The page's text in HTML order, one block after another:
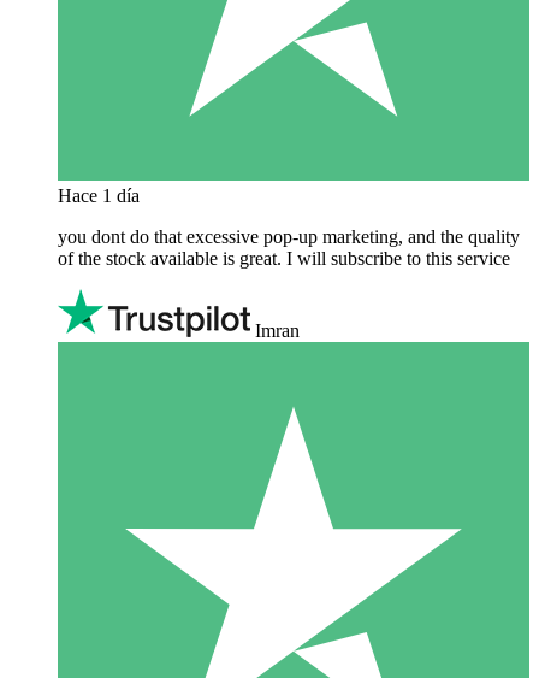
Hace 1 día
you dont do that excessive pop-up marketing, and the quality
of the stock available is great. I will subscribe to this service
Imran